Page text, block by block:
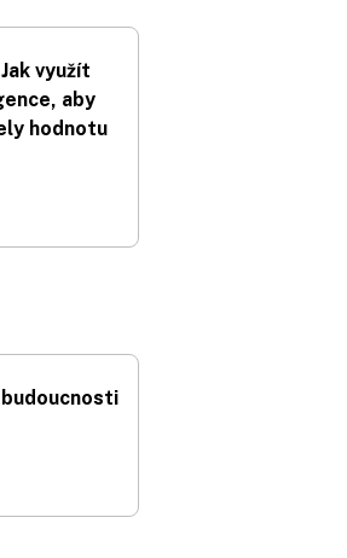
využít
aby
hodnotu